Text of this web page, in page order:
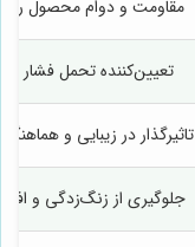
مقاومت و دوام محصول را
تعیین‌کننده تحمل فشار و
تاثیرگذار در زیبایی و
جلوگیری از زنگ‌زدگی و